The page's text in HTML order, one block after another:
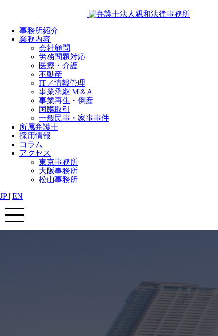
事務所紹介
業務内容
会社顧問
労務問題対応
医療・介護
不動産
IT／情報管理
事業承継 M＆A
事業再生・倒産
国際取引
一般民事・家事事件
所属弁護士
採用情報
コラム
アクセス
東京事務所
大阪事務所
松山事務所
JP | EN